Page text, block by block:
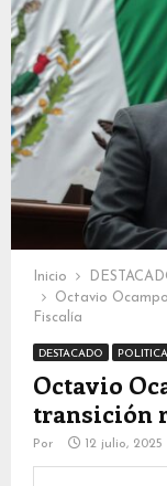
Inicio
Octavio
Fiscalía
DESTACADO POLITICA
Octavio
transición
Por 12 julio, 2025